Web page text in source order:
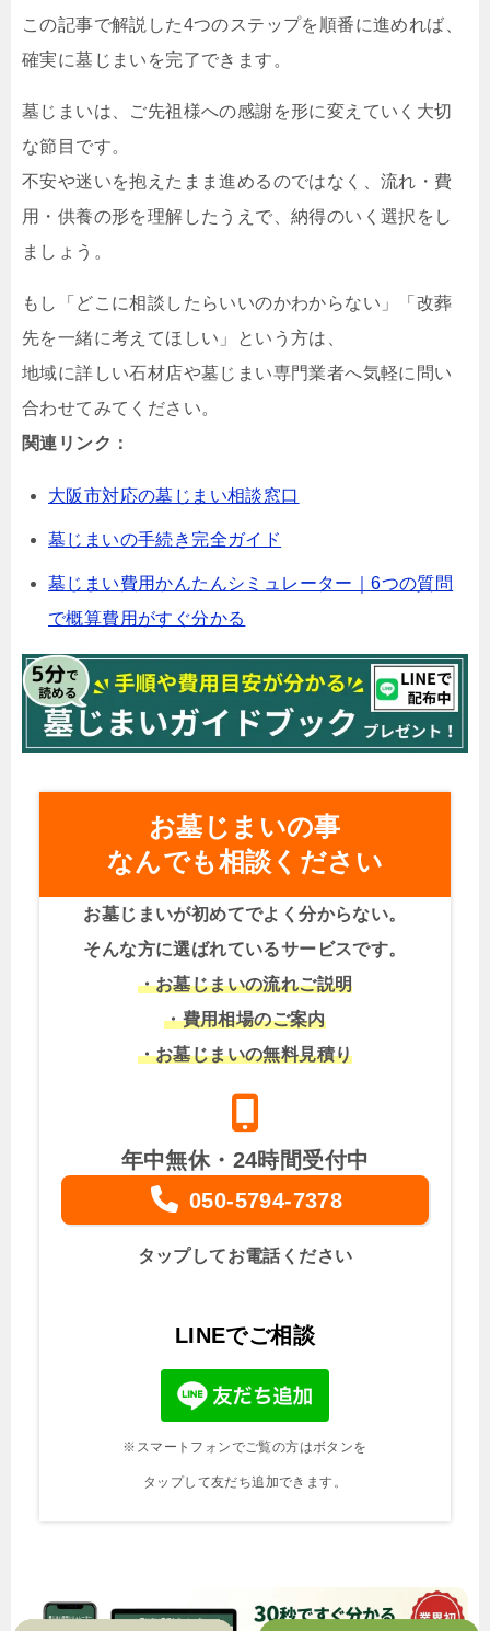
この記事で解説した4つのステップを順番に進めれば、
確実に墓じまいを完了できます。
墓じまいは、ご先祖様への感謝を形に変えていく大切
な節目です。
不安や迷いを抱えたまま進めるのではなく、流れ・費
用・供養の形を理解したうえで、納得のいく選択をし
ましょう。
もし「どこに相談したらいいのかわからない」「改葬
先を一緒に考えてほしい」という方は、
地域に詳しい石材店や墓じまい専門業者へ気軽に問い
合わせてみてください。
関連リンク：
大阪市対応の墓じまい相談窓口
墓じまいの手続き完全ガイド
墓じまい費用かんたんシミュレーター｜6つの質問
で概算費用がすぐ分かる
お墓じまいの事
なんでも相談ください
お墓じまいが初めてでよく分からない。
そんな方に選ばれているサービスです。
・お墓じまいの流れご説明
・費用相場のご案内
・お墓じまいの無料見積り
年中無休・24時間受付中
050-5794-7378
タップしてお電話ください
LINEでご相談
※スマートフォンでご覧の方はボタンを
タップして友だち追加できます。